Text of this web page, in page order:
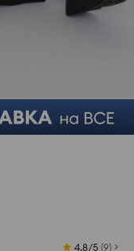
4,8/5 (9)